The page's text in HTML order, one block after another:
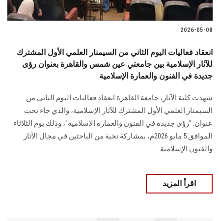
2026-05-08
انعقاد فعاليات اليوم الثاني من السيمنار العلمي الأول المشترك
للآثار الإسلامية بين جامعتي عين شمس والقاهرة بعنوان رؤى
جديدة في الفنون والعمارة الإسلامية
شهدت كلية الآثار، جامعة القاهرة انعقاد فعاليات اليوم الثاني من
السيمنار العلمي الأول المشترك للآثار الإسلامية، والذي جاء تحت
عنوان: "رؤى جديدة في الفنون والعمارة الإسلامية"، وذلك يوم الثلاثاء
الموافق 5 مايو 2026م، بمشاركة نخبة من الباحثين في مجال الآثار
والفنون الإسلامية
اقرأ المزيد